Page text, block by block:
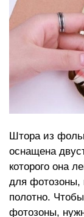
Штора из
оснащена
которого она
для фотозоны,
полотно.
фотозоны,